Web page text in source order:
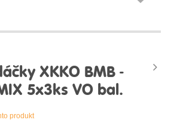
XKKO BMB -
5x3ks VO bal.
produkt